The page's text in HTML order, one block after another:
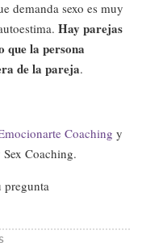
demanda sexo es muy
Hay parejas
que la persona
de la pareja.
Coaching y
Coaching.
pregunta